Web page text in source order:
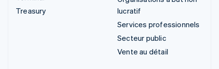
Treasury
lucratif
Services professionnels
Secteur public
Vente au détail